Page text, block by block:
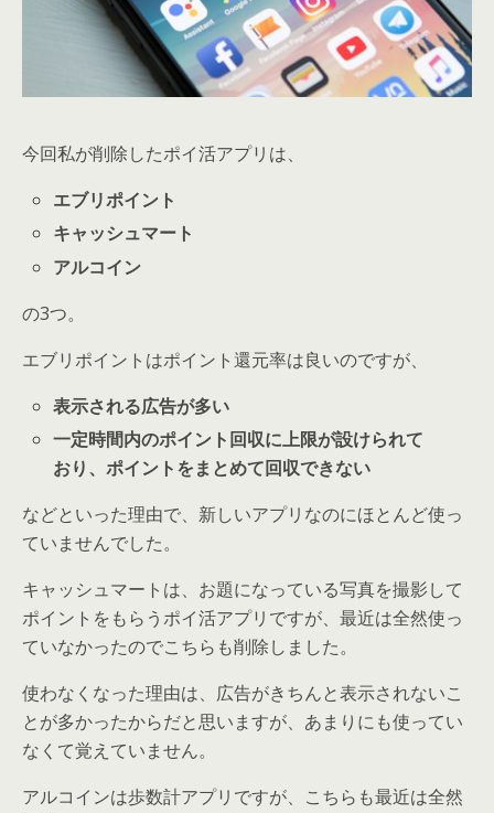
今回私が削除したポイ活アプリは、
エブリポイント
キャッシュマート
アルコイン
の3つ。
エブリポイントはポイント還元率は良いのですが、
表示される広告が多い
一定時間内のポイント回収に上限が設けられて
おり、ポイントをまとめて回収できない
などといった理由で、新しいアプリなのにほとんど使っ
ていませんでした。
キャッシュマートは、お題になっている写真を撮影して
ポイントをもらうポイ活アプリですが、最近は全然使っ
ていなかったのでこちらも削除しました。
使わなくなった理由は、広告がきちんと表示されないこ
とが多かったからだと思いますが、あまりにも使ってい
なくて覚えていません。
アルコインは歩数計アプリですが、こちらも最近は全然